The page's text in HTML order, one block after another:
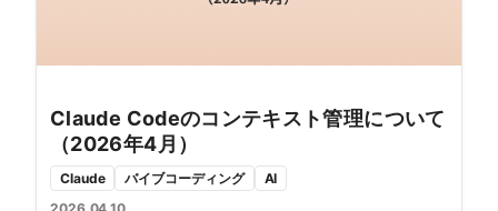
Claude Codeのコンテキスト管理について
（2026年4月）
Claude バイブコーディング
AI